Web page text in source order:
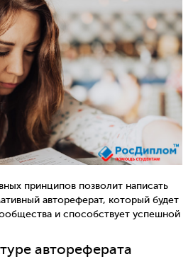
принципов позволит написать
автореферат, который будет
и способствует успешной
автореферата